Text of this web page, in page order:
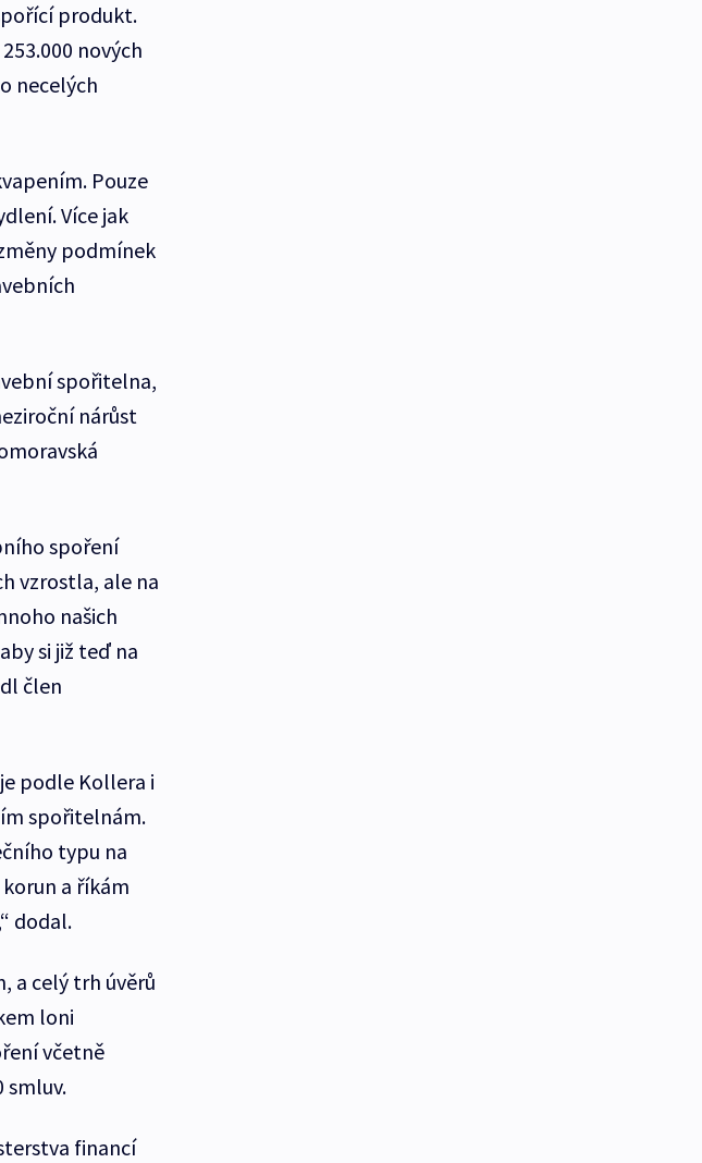
produkt.
nových
necelých
Pouze
Více jak
podmínek
spořitelna,
nárůst
spoření
vzrostla, ale na
našich
si již teď na
člen
podle Kollera i
spořitelnám.
typu na
a říkám
dodal.
a celý trh úvěrů
loni
včetně
smluv.
financí